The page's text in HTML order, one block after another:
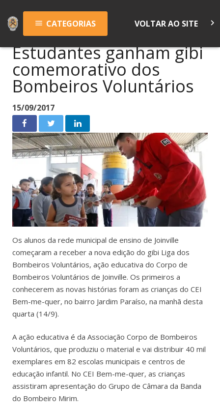
menu CATEGORIAS VOLTAR AO SITE keyboard_arrow_right
Estudantes ganham gibi
comemorativo dos
Bombeiros Voluntários
15/09/2017
Os alunos da rede municipal de ensino de Joinville
começaram a receber a nova edição do gibi Liga dos
Bombeiros Voluntários, ação educativa do Corpo de
Bombeiros Voluntários de Joinville. Os primeiros a
conhecerem as novas histórias foram as crianças do CEI
Bem-me-quer, no bairro Jardim Paraíso, na manhã desta
quarta (14/9).
A ação educativa é da Associação Corpo de Bombeiros
Voluntários, que produziu o material e vai distribuir 40 mil
exemplares em 82 escolas municipais e centros de
educação infantil. No CEI Bem-me-quer, as crianças
assistiram apresentação do Grupo de Câmara da Banda
do Bombeiro Mirim.